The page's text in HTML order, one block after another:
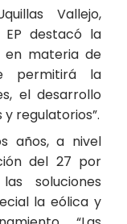
Vallejo,
EP destacó la
en materia de
permitirá la
el desarrollo
regulatorios”.
años, a nivel
del 27 por
soluciones
la eólica y